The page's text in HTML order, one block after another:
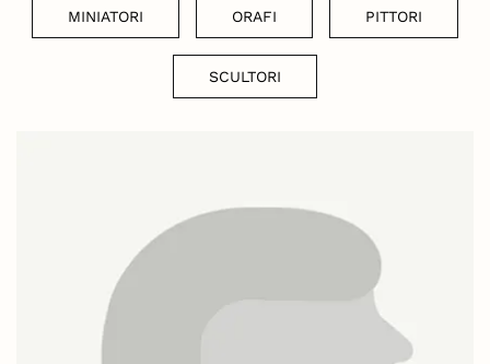
MINIATORI ORAFI PITTORI
SCULTORI